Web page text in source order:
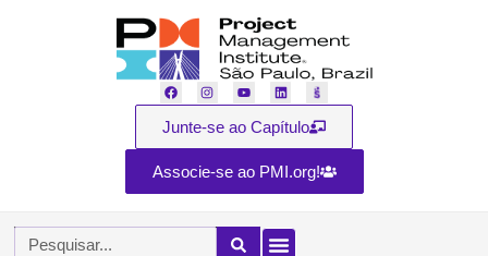
Junte-se ao Capítulo
Associe-se ao PMI.org!